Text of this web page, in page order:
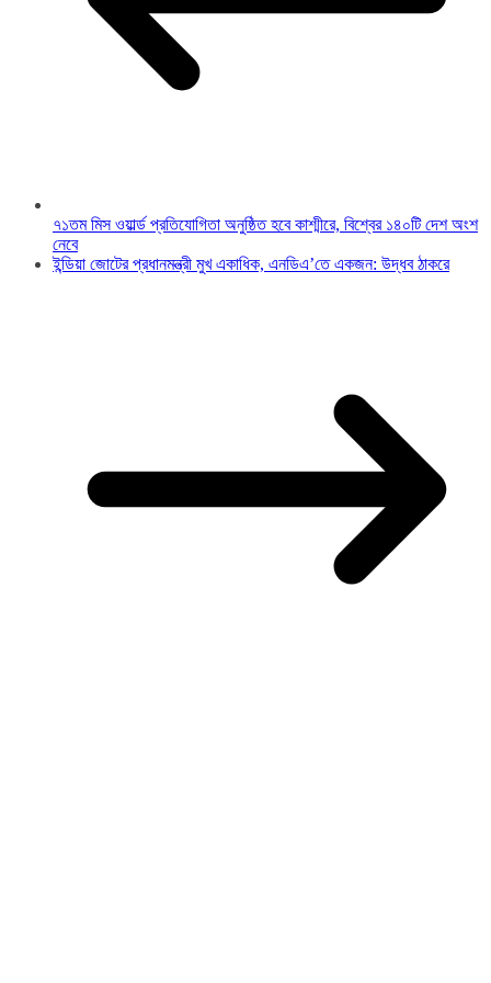
৭১তম মিস ওয়ার্ল্ড প্রতিযোগিতা অনুষ্ঠিত হবে কাশ্মীরে, বিশ্বের ১৪০টি দেশ অংশ
নেবে
ইন্ডিয়া জোটের প্রধানমন্ত্রী মুখ একাধিক, এনডিএ’তে একজন: উদ্ধব ঠাকরে